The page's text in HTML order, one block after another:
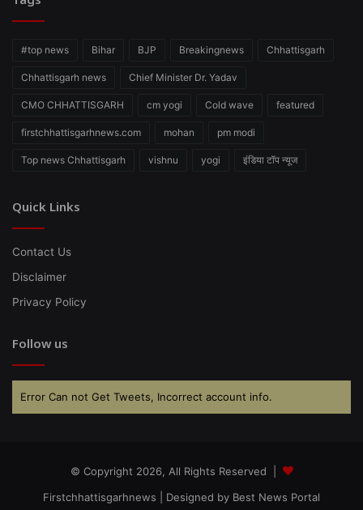
#top news Bihar BJP Breakingnews Chhattisgarh
Chhattisgarh news Chief Minister Dr. Yadav
CMO CHHATTISGARH cm yogi Cold wave featured
firstchhattisgarhnews.com mohan pm modi
Top news Chhattisgarh vishnu yogi इंडिया टॉप न्यूज
Quick Links
Contact Us
Disclaimer
Privacy Policy
Follow us
Error Can not Get Tweets, Incorrect account info.
© Copyright 2026, All Rights Reserved |
Firstchhattisgarhnews | Designed by Best News Portal